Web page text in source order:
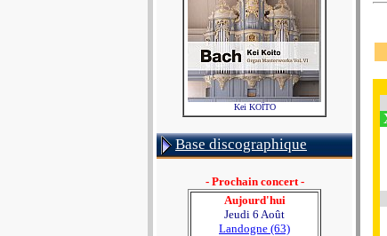
Kei KOÏTO
Base discographique
- Prochain concert -
Aujourd'hui
Jeudi 6 Août
Landogne (63)